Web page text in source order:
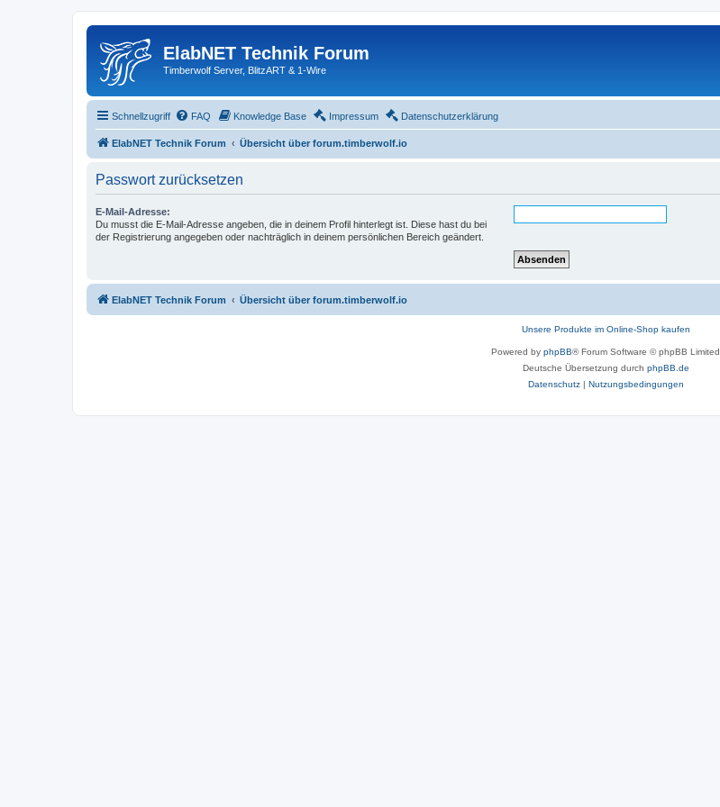
ElabNET Technik Forum
Timberwolf Server, BlitzART & 1-Wire
Schnellzugriff FAQ Knowledge Base Impressum Datenschutzerklärung
ElabNET Technik Forum Übersicht über forum.timberwolf.io
Passwort zurücksetzen
E-Mail-Adresse:
Du musst die E-Mail-Adresse angeben, die in deinem Profil hinterlegt ist. Diese hast du bei
der Registrierung angegeben oder nachträglich in deinem persönlichen Bereich geändert.
ElabNET Technik Forum Übersicht über forum.timberwolf.io
Unsere Produkte im Online-Shop kaufen
Powered by phpBB® Forum Software © phpBB Limited
Deutsche Übersetzung durch phpBB.de
Datenschutz| Nutzungsbedingungen